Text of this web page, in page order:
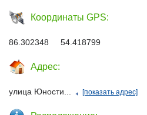
Координаты GPS:
86.302348 54.418799
Адрес:
улица Юности... [показать адрес]